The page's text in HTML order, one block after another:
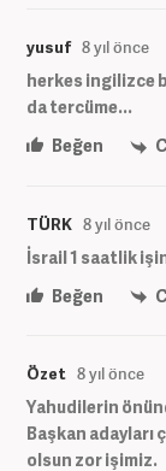
yusuf 8 yıl önce
herkes ingilizce
da tercüme...
Beğen
TÜRK 8 yıl önce
İsrail 1 saatlik
Beğen
Özet 8 yıl önce
Yahudilerin
Başkan adayları
olsun zor işimiz.